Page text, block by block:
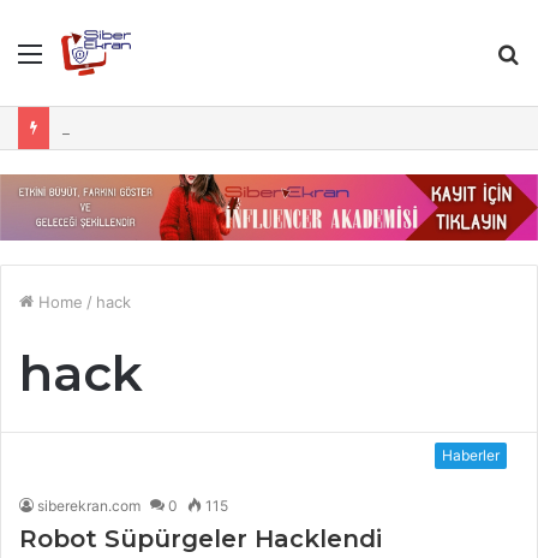
Menu
Home / hack
hack
Haberler
siberekran.com 0 115
Robot Süpürgeler Hacklendi